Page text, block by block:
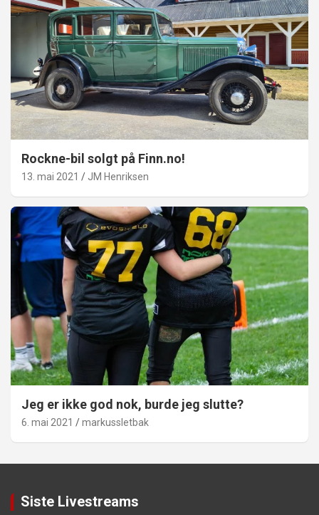
Rockne-bil solgt på Finn.no!
13. mai 2021 JM Henriksen
Jeg er ikke god nok, burde jeg slutte?
6. mai 2021 markussletbak
Siste Livestreams